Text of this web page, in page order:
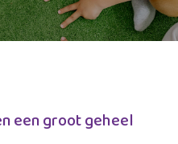
een groot geheel